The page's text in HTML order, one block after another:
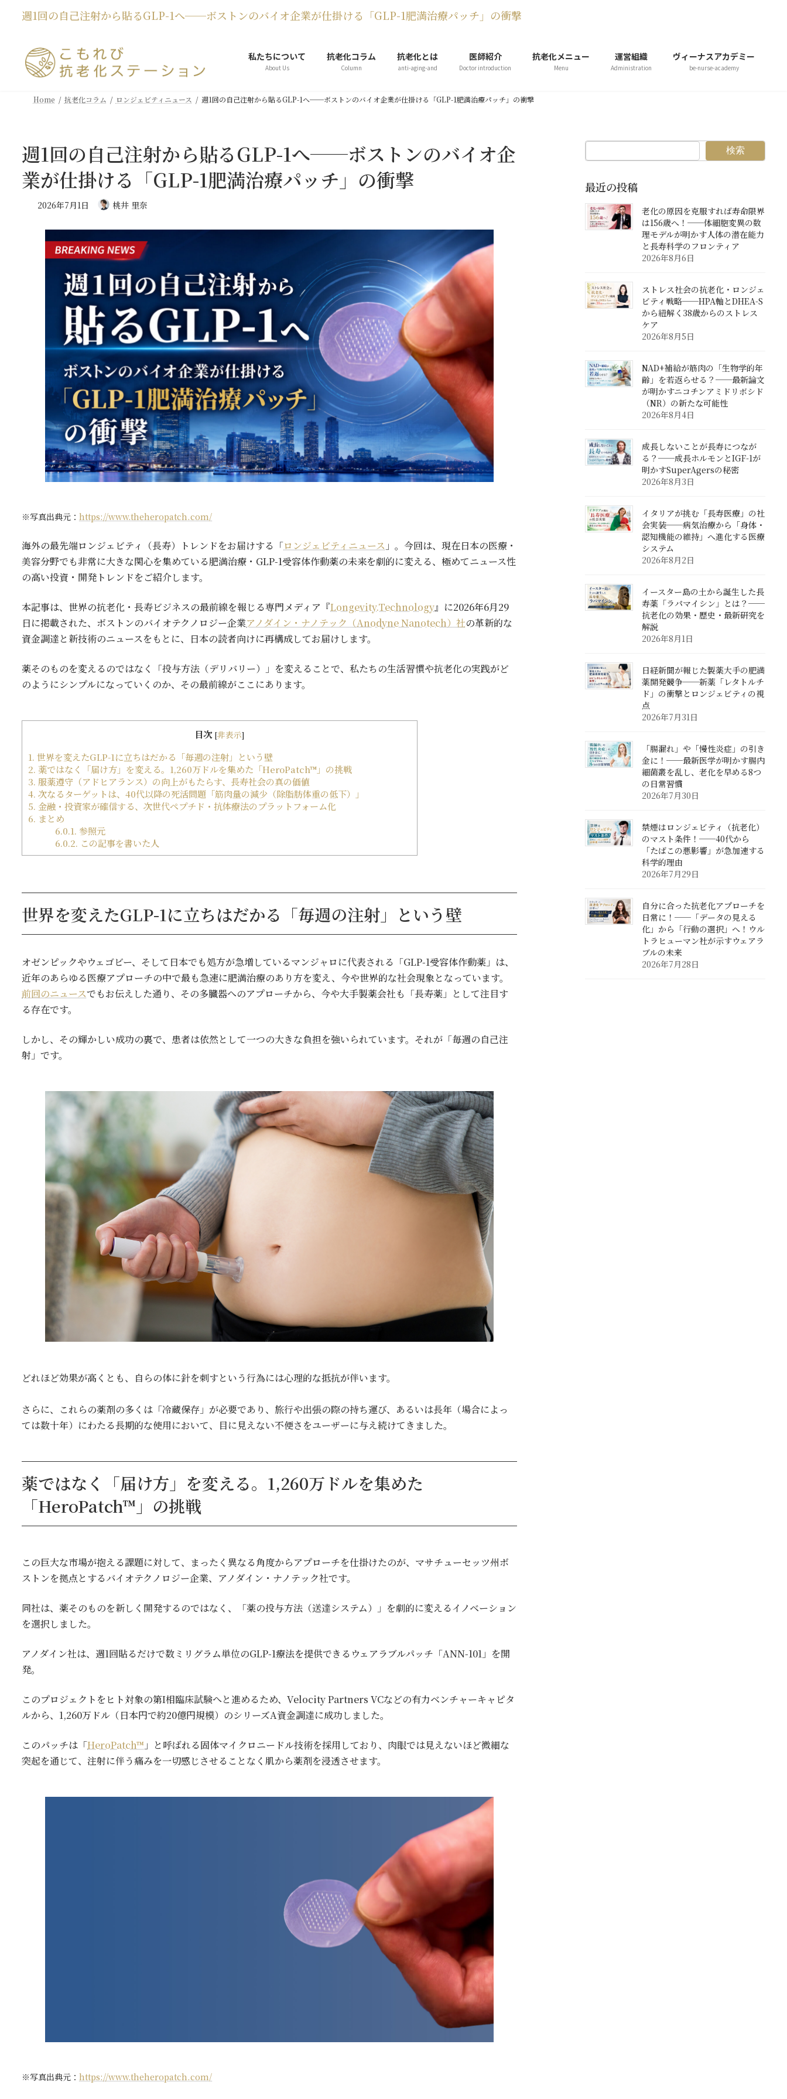
週1回の自己注射から貼るGLP-1へ──ボストンのバイオ企業が仕掛ける「GLP-1肥満治療パッチ」の衝撃
私たちについて
About Us
抗老化コラム
Column
抗老化とは
anti-aging-and
医師紹介
Doctor introduction
抗老化メニュー
Menu
運営組織
Administration
ヴィーナスアカデミー
be-nurse-academy
Home 抗老化コラム ロンジェビティニュース 週1回の自己注射から貼るGLP-1へ──ボストンのバイオ企業が仕掛ける「GLP-1肥満治療パッチ」の衝撃
週1回の自己注射から貼るGLP-1へ──ボストンのバイオ企
業が仕掛ける「GLP-1肥満治療パッチ」の衝撃
2026年7月1日 桃井 里奈
※写真出典元： https://www.theheropatch.com/
海外の最先端ロンジェビティ（長寿）トレンドをお届けする「ロンジェビティニュース 」。今回は、現在日本の医療・
美容分野でも非常に大きな関心を集めている肥満治療・GLP-1受容体作動薬の未来を劇的に変える、極めてニュース性
の高い投資・開発トレンドをご紹介します。
本記事は、世界の抗老化・長寿ビジネスの最前線を報じる専門メディア『Longevity.Technology』に2026年6月29
日に掲載された、ボストンのバイオテクノロジー企業アノダイン・ナノテック（Anodyne Nanotech）社の革新的な
資金調達と新技術のニュースをもとに、日本の読者向けに再構成してお届けします。
薬そのものを変えるのではなく「投与方法（デリバリー）」を変えることで、私たちの生活習慣や抗老化の実践がど
のようにシンプルになっていくのか、その最前線がここにあります。
目次 [非表示]
1. 世界を変えたGLP-1に立ちはだかる「毎週の注射」という壁
2. 薬ではなく「届け方」を変える。1,260万ドルを集めた「HeroPatch™」の挑戦
3. 服薬遵守（アドヒアランス）の向上がもたらす、長寿社会の真の価値
4. 次なるターゲットは、40代以降の死活問題「筋肉量の減少（除脂肪体重の低下）」
5. 金融・投資家が確信する、次世代ペプチド・抗体療法のプラットフォーム化
6. まとめ
6.0.1. 参照元
6.0.2. この記事を書いた人
世界を変えたGLP-1に立ちはだかる「毎週の注射」という壁
オゼンピックやウェゴビー、そして日本でも処方が急増しているマンジャロに代表される「GLP-1受容体作動薬」は、
近年のあらゆる医療アプローチの中で最も急速に肥満治療のあり方を変え、今や世界的な社会現象となっています。
前回のニュースでもお伝えした通り、その多臓器へのアプローチから、今や大手製薬会社も「長寿薬」として注目す
る存在です。
しかし、その輝かしい成功の裏で、患者は依然として一つの大きな負担を強いられています。それが「毎週の自己注
射」です。
どれほど効果が高くとも、自らの体に針を刺すという行為には心理的な抵抗が伴います。
さらに、これらの薬剤の多くは「冷蔵保存」が必要であり、旅行や出張の際の持ち運び、あるいは長年（場合によっ
ては数十年）にわたる長期的な使用において、目に見えない不便さをユーザーに与え続けてきました。
薬ではなく「届け方」を変える。1,260万ドルを集めた
「HeroPatch™」の挑戦
この巨大な市場が抱える課題に対して、まったく異なる角度からアプローチを仕掛けたのが、マサチューセッツ州ボ
ストンを拠点とするバイオテクノロジー企業、アノダイン・ナノテック社です。
同社は、薬そのものを新しく開発するのではなく、「薬の投与方法（送達システム）」を劇的に変えるイノベーション
を選択しました。
アノダイン社は、週1回貼るだけで数ミリグラム単位のGLP-1療法を提供できるウェアラブルパッチ「ANN-101」を開
発。
このプロジェクトをヒト対象の第I相臨床試験へと進めるため、Velocity Partners VCなどの有力ベンチャーキャピタ
ルから、1,260万ドル（日本円で約20億円規模）のシリーズA資金調達に成功しました。
このパッチは「HeroPatch™ 」と呼ばれる固体マイクロニードル技術を採用しており、肉眼では見えないほど微細な
突起を通じて、注射に伴う痛みを一切感じさせることなく肌から薬剤を浸透させます。
※写真出典元： https://www.theheropatch.com/
検索
最近の投稿
老化の原因を克服すれば寿命限界
は156歳へ！──体細胞変異の数
理モデルが明かす人体の潜在能力
と長寿科学のフロンティア
2026年8月6日
ストレス社会の抗老化・ロンジェ
ビティ戦略──HPA軸とDHEA-S
から紐解く38歳からのストレス
ケア
2026年8月5日
NAD+補給が筋肉の「生物学的年
齢」を若返らせる？──最新論文
が明かすニコチンアミドリボシド
（NR）の新たな可能性
2026年8月4日
成長しないことが長寿につなが
る？──成長ホルモンとIGF-1が
明かすSuperAgersの秘密
2026年8月3日
イタリアが挑む「長寿医療」の社
会実装──病気治療から「身体・
認知機能の維持」へ進化する医療
システム
2026年8月2日
イースター島の土から誕生した長
寿薬「ラパマイシン」とは？──
抗老化の効果・歴史・最新研究を
解説
2026年8月1日
日経新聞が報じた製薬大手の肥満
薬開発競争──新薬「レタトルチ
ド」の衝撃とロンジェビティの視
点
2026年7月31日
「腸漏れ」や「慢性炎症」の引き
金に！──最新医学が明かす腸内
細菌叢を乱し、老化を早める8つ
の日常習慣
2026年7月30日
禁煙はロンジェビティ（抗老化）
のマスト条件！──40代から
「たばこの悪影響」が急加速する
科学的理由
2026年7月29日
自分に合った抗老化アプローチを
日常に！──「データの見える
化」から「行動の選択」へ！ウル
トラヒューマン社が示すウェアラ
ブルの未来
2026年7月28日